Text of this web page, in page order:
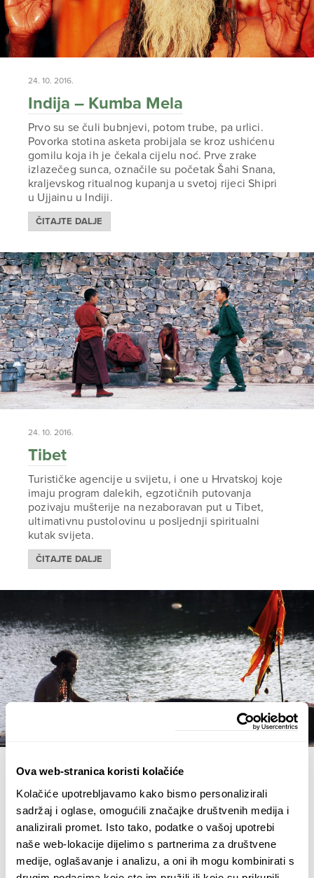
Ova web-stranica koristi kolačiće
Kolačiće upotrebljavamo kako bismo personalizirali
sadržaj i oglase, omogućili značajke društvenih medija i
analizirali promet. Isto tako, podatke o vašoj upotrebi
naše web-lokacije dijelimo s partnerima za društvene
medije, oglašavanje i analizu, a oni ih mogu kombinirati s
24. 10. 2016.
Indija – Kumba Mela
Prvo su se čuli bubnjevi, potom trube, pa urlici.
Povorka stotina asketa probijala se kroz ushićenu
gomilu koja ih je čekala cijelu noć. Prve zrake
izlazečeg sunca, označile su početak Šahi Snana,
kraljevskog ritualnog kupanja u svetoj rijeci Shipri
u Ujjainu u Indiji.
ČITAJTE DALJE
24. 10. 2016.
Tibet
Turističke agencije u svijetu, i one u Hrvatskoj koje
imaju program dalekih, egzotičnih putovanja
pozivaju mušterije na nezaboravan put u Tibet,
ultimativnu pustolovinu u posljednji spiritualni
kutak svijeta.
ČITAJTE DALJE
24. 10. 2016.
Agori
Kada bi vam netko pričao o ljudima koji se
obljevaju alkoholom i drogama, zive na grobljima,
jedu ljudsko meso i seksualno opce sa mrtvacima,
sigurno biste pomislili da se radi o ludjacima,
sotonistima ili u najmanju ruku o mentalno